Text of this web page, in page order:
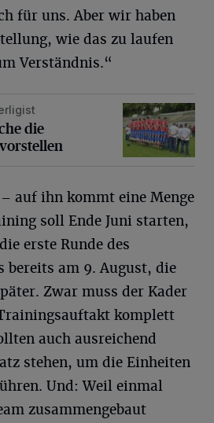
für uns. Aber wir haben
wie das zu laufen
Verständnis.“
die sportliche Leitung vorstellen
die
auf ihn kommt eine Menge
soll Ende Juni starten,
erste Runde des
bereits am 9. August, die
Zwar muss der Kader
komplett
auch ausreichend
stehen, um die Einheiten
Und: Weil einmal
zusammengebaut